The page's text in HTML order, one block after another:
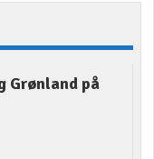
Grønland på